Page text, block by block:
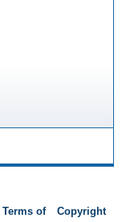
of
Copyright